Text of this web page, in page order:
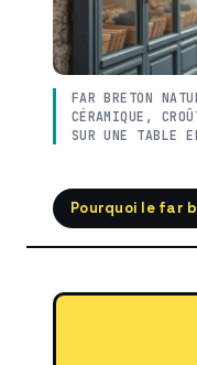
FAR BRETON
CÉRAMIQUE,
SUR UNE TABLE
Pourquoi le far